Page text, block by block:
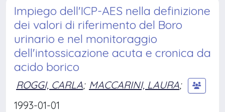
Impiego dell'ICP-AES nella definizione
dei valori di riferimento del Boro
urinario e nel monitoraggio
dell'intossicazione acuta e cronica da
acido borico
ROGGI, CARLA; MACCARINI, LAURA;
1993-01-01